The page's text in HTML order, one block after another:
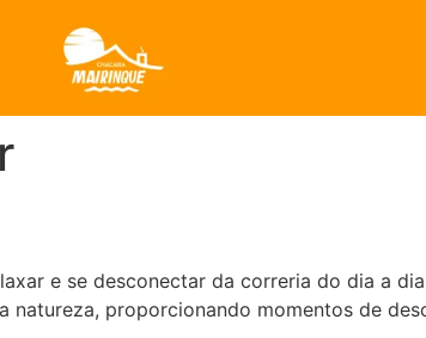
e se desconectar da correria do dia a
proporcionando momentos de